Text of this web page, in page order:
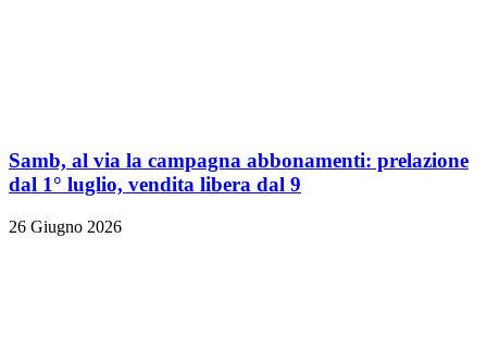
Samb, al via la campagna abbonamenti: prelazione
dal 1° luglio, vendita libera dal 9
26 Giugno 2026